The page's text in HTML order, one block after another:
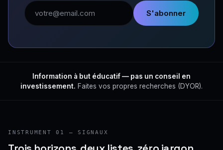
Adresse email
S'abonner
Information à but éducatif — pas un conseil en
investissement. Faites vos propres recherches (DYOR).
INSTRUMENT 01 — SIGNAUX